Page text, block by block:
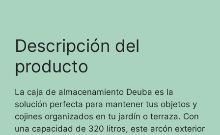
Descripción del
producto
La caja de almacenamiento Deuba es la
solución perfecta para mantener tus objetos y
cojines organizados en tu jardín o terraza. Con
una capacidad de 320 litros, este arcón exterior